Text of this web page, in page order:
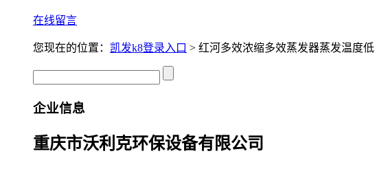
在线留言
您现在的位置： 凯发k8登录入口 > 红河多效浓缩多效蒸发器蒸发温度低
企业信息
重庆市沃利克环保设备有限公司